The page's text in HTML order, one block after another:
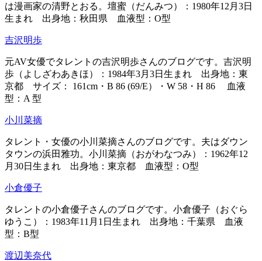
は漫画家の清野とおる。壇蜜（だんみつ）：1980年12月3日
生まれ 出身地：秋田県 血液型：O型
吉沢明歩
元AV女優でタレントの吉沢明歩さんのブログです。吉沢明
歩（よしざわあきほ）：1984年3月3日生まれ 出身地：東
京都 サイズ： 161cm・B 86 (69/E）・W 58・H 86 血液
型：A 型
小川菜摘
タレント・女優の小川菜摘さんのブログです。夫はダウン
タウンの浜田雅功。小川菜摘（おがわなつみ）：1962年12
月30日生まれ 出身地：東京都 血液型：O型
小倉優子
タレントの小倉優子さんのブログです。小倉優子（おぐら
ゆうこ）：1983年11月1日生まれ 出身地：千葉県 血液
型：B型
渡辺美奈代